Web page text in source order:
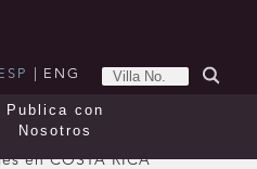
ESP ENG
Publica con
Nosotros
enCOSTA RICA